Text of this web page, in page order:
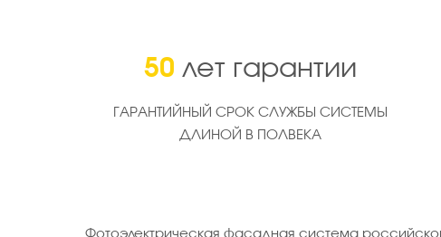
50 лет гарантии
ГАРАНТИЙНЫЙ СРОК СЛУЖБЫ СИСТЕМЫ
ДЛИНОЙ В ПОЛВЕКА
Фотоэлектрическая фасадная система